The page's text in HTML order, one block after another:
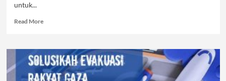
untuk...
Read MoreRead
Evakuasi
Rakyat
Gaza
Bukanlah